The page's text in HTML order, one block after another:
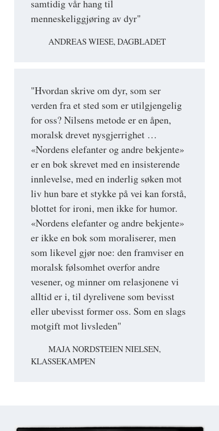
samtidig vår hang til
menneskeliggjøring av dyr"
ANDREAS WIESE, DAGBLADET
"Hvordan skrive om dyr, som ser
verden fra et sted som er utilgjengelig
for oss? Nilsens metode er en åpen,
moralsk drevet nysgjerrighet …
«Nordens elefanter og andre bekjente»
er en bok skrevet med en insisterende
innlevelse, med en inderlig søken mot
liv hun bare et stykke på vei kan forstå,
blottet for ironi, men ikke for humor.
«Nordens elefanter og andre bekjente»
er ikke en bok som moraliserer, men
som likevel gjør noe: den framviser en
moralsk følsomhet overfor andre
vesener, og minner om relasjonene vi
alltid er i, til dyrelivene som bevisst
eller ubevisst former oss. Som en slags
motgift mot livsleden"
MAJA NORDSTEIEN NIELSEN,
KLASSEKAMPEN